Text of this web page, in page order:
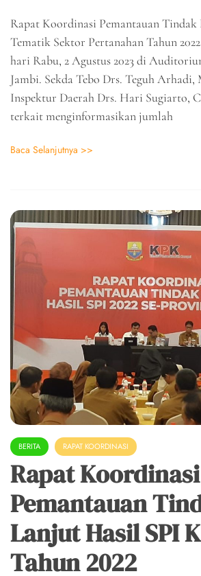
Rapat Koordinasi Pemantauan
Tematik Sektor Pertanahan Tahun
hari Rabu, 2 Agustus 2023 di
Jambi. Sekda Tebo Drs. Teguh Arhadi,
Inspektur Daerah Drs. Hari Sugiarto,
terkait menginformasikan jumlah
Baca Selanjutnya >>
BERITA RAPAT KOORDINASI
Rapat Koordinasi
Pemantauan
Lanjut Hasil SPI
Tahun 2022